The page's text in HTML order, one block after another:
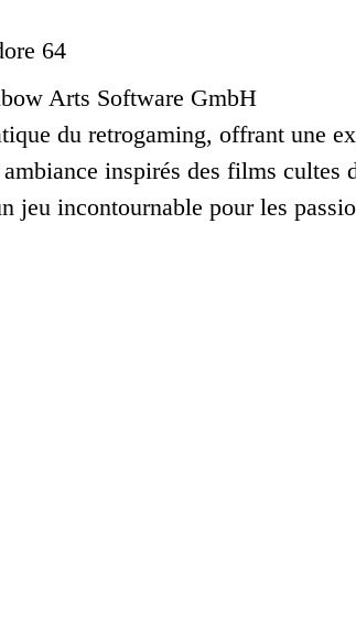
64
Arts Software GmbH
du retrogaming, offrant une
inspirés des films
jeu incontournable pour les